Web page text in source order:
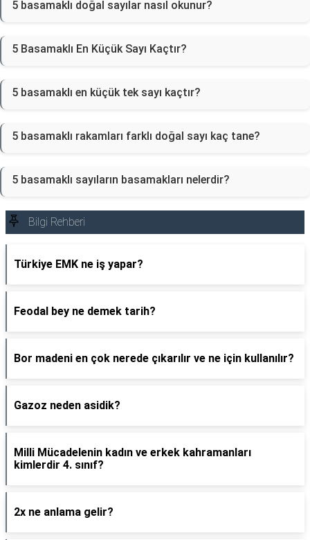
5 basamaklı doğal sayılar nasıl okunur?
5 Basamaklı En Küçük Sayı Kaçtır?
5 basamaklı en küçük tek sayı kaçtır?
5 basamaklı rakamları farklı doğal sayı kaç tane?
5 basamaklı sayıların basamakları nelerdir?
Bilgi Rehberi
Türkiye EMK ne iş yapar?
Feodal bey ne demek tarih?
Bor madeni en çok nerede çıkarılır ve ne için kullanılır?
Gazoz neden asidik?
Milli Mücadelenin kadın ve erkek kahramanları
kimlerdir 4. sınıf?
2x ne anlama gelir?